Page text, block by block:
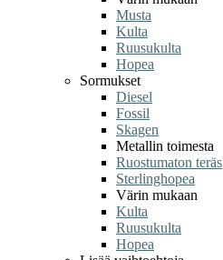
Musta
Kulta
Ruusukulta
Hopea
Sormukset
Diesel
Fossil
Skagen
Metallin toimesta
Ruostumaton teräs
Sterlinghopea
Värin mukaan
Kulta
Ruusukulta
Hopea